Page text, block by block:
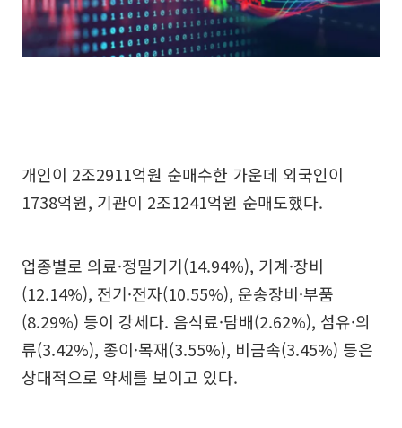
개인이 2조2911억원 순매수한 가운데 외국인이
1738억원, 기관이 2조1241억원 순매도했다.
업종별로 의료·정밀기기(14.94%), 기계·장비
(12.14%), 전기·전자(10.55%), 운송장비·부품
(8.29%) 등이 강세다. 음식료·담배(2.62%), 섬유·의
류(3.42%), 종이·목재(3.55%), 비금속(3.45%) 등은
상대적으로 약세를 보이고 있다.